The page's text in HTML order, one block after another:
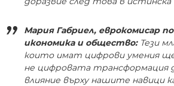
Мария Габриел, еврокомисар
икономика и общество: Тези
които имат цифрови умения
не цифровата трансформация
влияние върху нашите навици